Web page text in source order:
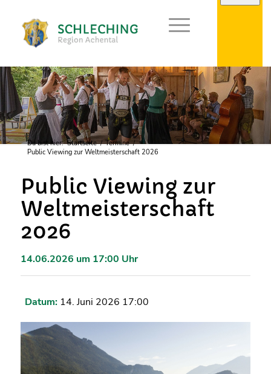
Du bist hier: Startseite / Termine /
Public Viewing zur Weltmeisterschaft 2026
Public Viewing zur
Weltmeisterschaft
2026
14.06.2026 um 17:00 Uhr
Datum: 14. Juni 2026 17:00